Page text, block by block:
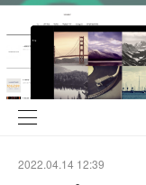
2022.04.14 12:39